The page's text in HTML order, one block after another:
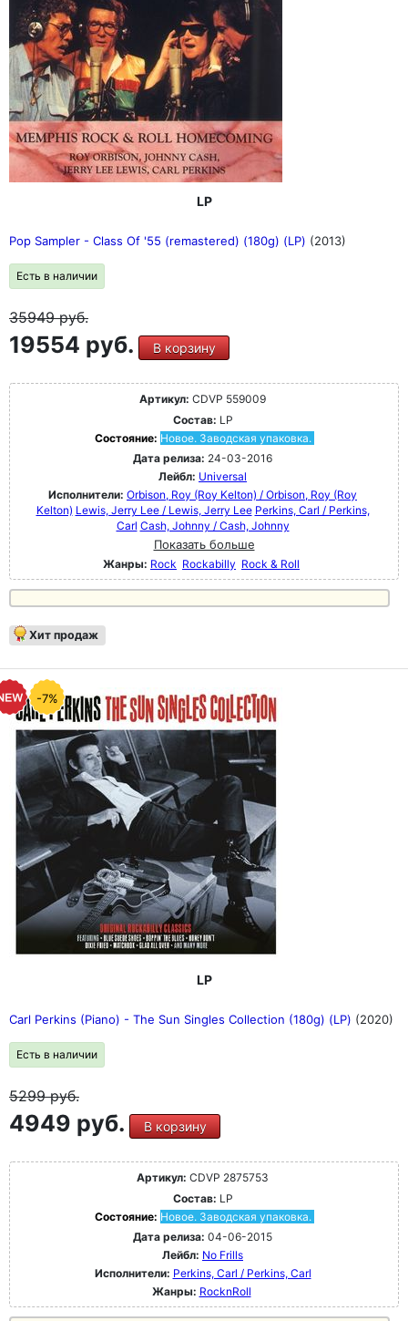
LP
Pop Sampler - Class Of '55 (remastered) (180g) (LP) (2013)
Есть в наличии
35949руб.
19554 руб. В корзину
Артикул: CDVP 559009
Состав: LP
Состояние: Новое. Заводская упаковка.
Дата релиза: 24-03-2016
Лейбл: Universal
Исполнители: Orbison, Roy (Roy Kelton) / Orbison, Roy (Roy
Kelton) Lewis, Jerry Lee / Lewis, Jerry Lee Perkins, Carl / Perkins,
Carl Cash, Johnny / Cash, Johnny
Показать больше
Жанры: Rock Rockabilly Rock & Roll
Хит продаж
-7%
LP
Carl Perkins (Piano) - The Sun Singles Collection (180g) (LP) (2020)
Есть в наличии
5299руб.
4949 руб. В корзину
Артикул: CDVP 2875753
Состав: LP
Состояние: Новое. Заводская упаковка.
Дата релиза: 04-06-2015
Лейбл: No Frills
Исполнители: Perkins, Carl / Perkins, Carl
Жанры: RocknRoll